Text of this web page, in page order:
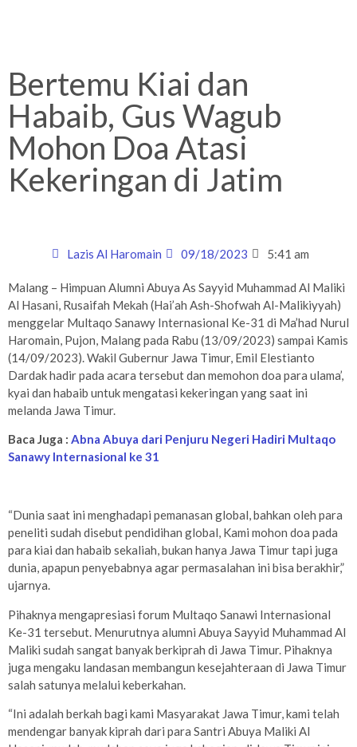
Bertemu Kiai dan
Habaib, Gus Wagub
Mohon Doa Atasi
Kekeringan di Jatim
Lazis Al Haromain 09/18/2023 5:41 am
Malang – Himpuan Alumni Abuya As Sayyid Muhammad Al Maliki
Al Hasani, Rusaifah Mekah (Hai’ah Ash-Shofwah Al-Malikiyyah)
menggelar Multaqo Sanawy Internasional Ke-31 di Ma’had Nurul
Haromain, Pujon, Malang pada Rabu (13/09/2023) sampai Kamis
(14/09/2023). Wakil Gubernur Jawa Timur, Emil Elestianto
Dardak hadir pada acara tersebut dan memohon doa para ulama’,
kyai dan habaib untuk mengatasi kekeringan yang saat ini
melanda Jawa Timur.
Baca Juga : Abna Abuya dari Penjuru Negeri Hadiri Multaqo
Sanawy Internasional ke 31
“Dunia saat ini menghadapi pemanasan global, bahkan oleh para
peneliti sudah disebut pendidihan global, Kami mohon doa pada
para kiai dan habaib sekaliah, bukan hanya Jawa Timur tapi juga
dunia, apapun penyebabnya agar permasalahan ini bisa berakhir,”
ujarnya.
Pihaknya mengapresiasi forum Multaqo Sanawi Internasional
Ke-31 tersebut. Menurutnya alumni Abuya Sayyid Muhammad Al
Maliki sudah sangat banyak berkiprah di Jawa Timur. Pihaknya
juga mengaku landasan membangun kesejahteraan di Jawa Timur
salah satunya melalui keberkahan.
“Ini adalah berkah bagi kami Masyarakat Jawa Timur, kami telah
mendengar banyak kiprah dari para Santri Abuya Maliki Al